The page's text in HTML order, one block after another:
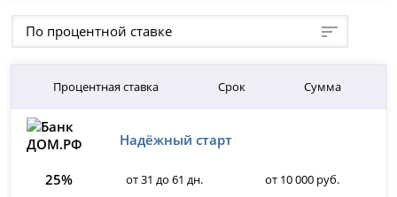
По процентной ставке
Процентная ставка Срок Сумма
Надёжный старт
25% от 31 до 61 дн. от 10 000 руб.